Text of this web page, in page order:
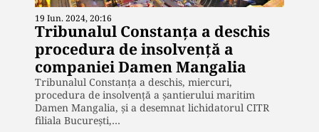
19 Iun. 2024, 20:16
Tribunalul Constanța a deschis
procedura de insolvență a
companiei Damen Mangalia
Tribunalul Constanța a deschis, miercuri,
procedura de insolvență a șantierului maritim
Damen Mangalia, și a desemnat lichidatorul CITR
filiala București,…